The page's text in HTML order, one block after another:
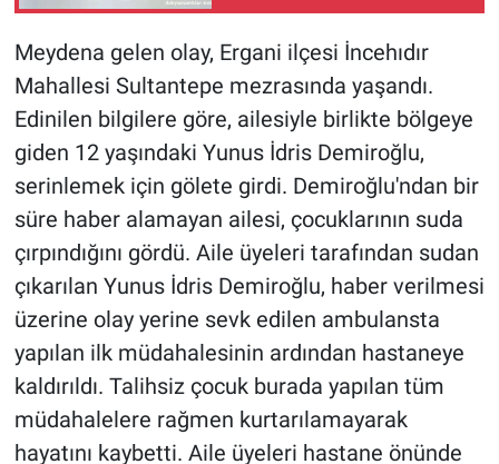
Meydena gelen olay, Ergani ilçesi İncehıdır
Mahallesi Sultantepe mezrasında yaşandı.
Edinilen bilgilere göre, ailesiyle birlikte bölgeye
giden 12 yaşındaki Yunus İdris Demiroğlu,
serinlemek için gölete girdi. Demiroğlu'ndan bir
süre haber alamayan ailesi, çocuklarının suda
çırpındığını gördü. Aile üyeleri tarafından sudan
çıkarılan Yunus İdris Demiroğlu, haber verilmesi
üzerine olay yerine sevk edilen ambulansta
yapılan ilk müdahalesinin ardından hastaneye
kaldırıldı. Talihsiz çocuk burada yapılan tüm
müdahalelere rağmen kurtarılamayarak
hayatını kaybetti. Aile üyeleri hastane önünde